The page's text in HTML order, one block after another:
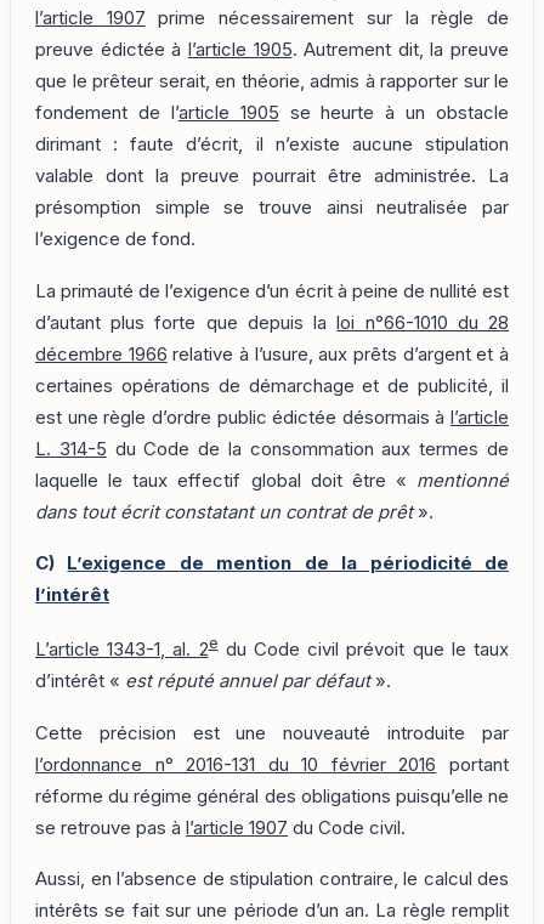
l’article 1907 prime nécessairement sur la règle de
preuve édictée à l’article 1905. Autrement dit, la preuve
que le prêteur serait, en théorie, admis à rapporter sur le
fondement de l’article 1905 se heurte à un obstacle
dirimant : faute d’écrit, il n’existe aucune stipulation
valable dont la preuve pourrait être administrée. La
présomption simple se trouve ainsi neutralisée par
l’exigence de fond.
La primauté de l’exigence d’un écrit à peine de nullité est
d’autant plus forte que depuis laloi n°66-1010 du 28
décembre 1966 relative à l’usure, aux prêts d’argent et à
certaines opérations de démarchage et de publicité, il
est une règle d’ordre public édictée désormais à l’article
L. 314-5 du Code de la consommation aux termes de
laquelle le taux effectif global doit être « mentionné
dans tout écrit constatant un contrat de prêt».
C) L’exigence de mention de la périodicité de
l’intérêt
L’article 1343-1, al. 2edu Code civil prévoit que le taux
d’intérêt « est réputé annuel par défaut».
Cette précision est une nouveauté introduite par
l’ordonnance n° 2016-131 du 10 février 2016 portant
réforme du régime général des obligations puisqu’elle ne
se retrouve pas à l’article 1907 du Code civil.
Aussi, en l’absence de stipulation contraire, le calcul des
intérêts se fait sur une période d’un an. La règle remplit